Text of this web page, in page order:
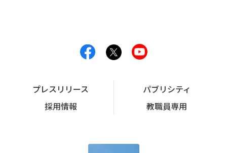
プレスリリース
パブリシティ
採用情報
教職員専用